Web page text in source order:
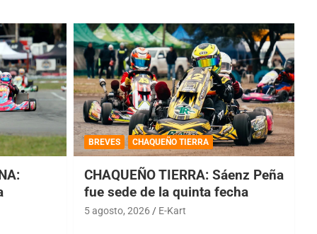
BREVES CHAQUEÑO TIERRA
CHAQUEÑO TIERRA: Sáenz Peña
fue sede de la quinta fecha
5 agosto, 2026 E-Kart
COBERTURA ESPECIAL DE E-KART.COM.AR
08/09-AGO
IAME SERIES ARGENTINA 6
Ramiro Tot (Asfalto)
Baradero (Buenos Aires)